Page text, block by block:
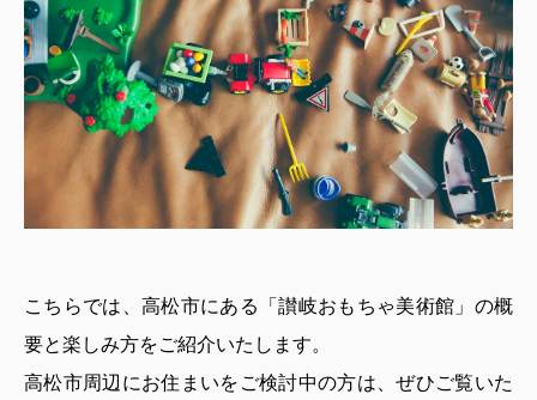
こちらでは、高松市にある「讃岐おもちゃ美術館」の概
要と楽しみ方をご紹介いたします。
高松市周辺にお住まいをご検討中の方は、ぜひご覧いた